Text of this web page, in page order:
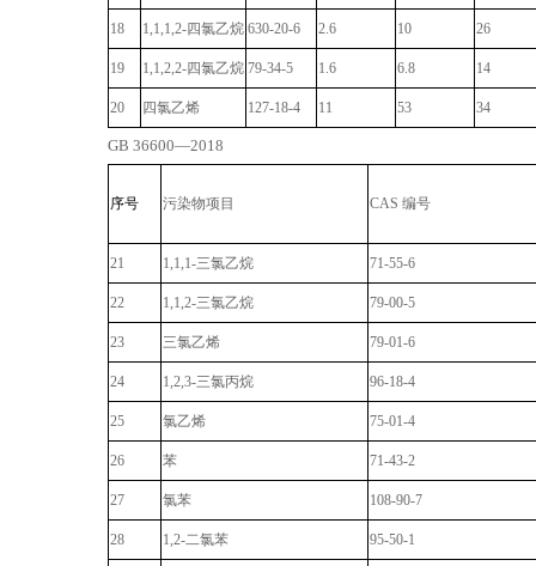
18 1,1,1,2-四氯乙烷 630-20-6 2.6 10 26
19 1,1,2,2-四氯乙烷 79-34-5 1.6 6.8 14
20 四氯乙烯 127-18-4 11 53 34
GB 36600—2018
序号 污染物项目 CAS 编号
21 1,1,1-三氯乙烷 71-55-6
22 1,1,2-三氯乙烷 79-00-5
23 三氯乙烯 79-01-6
24 1,2,3-三氯丙烷 96-18-4
25 氯乙烯 75-01-4
26 苯 71-43-2
27 氯苯 108-90-7
28 1,2-二氯苯 95-50-1